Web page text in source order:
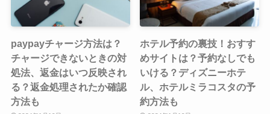
paypayチャージ方法は？
チャージできないときの対
処法、返金はいつ反映され
る？返金処理されたか確認
方法も
ホテル予約の裏技！おすす
めサイトは？予約なしでも
いける？ディズニーホテ
ル、ホテルミラコスタの予
約方法も